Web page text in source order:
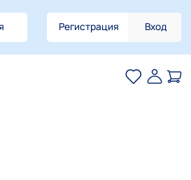
Регистрация Вход